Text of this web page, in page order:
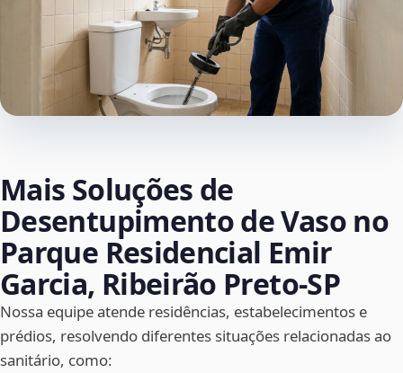
Mais Soluções de
Desentupimento de Vaso no
Parque Residencial Emir
Garcia, Ribeirão Preto‑SP
Nossa equipe atende residências, estabelecimentos e
prédios, resolvendo diferentes situações relacionadas ao
sanitário, como: